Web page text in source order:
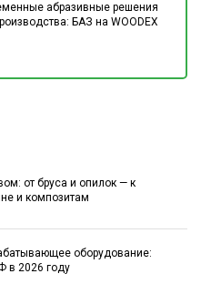
абразивные решения
БАЗ на WOODEX
от бруса и опилок — к
и композитам
оборудование:
в 2026 году